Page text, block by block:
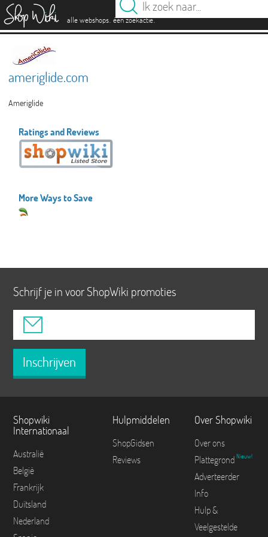
alle webshops. één zoekactie.
ameriglide.com
Ameriglide
Ratings and Reviews
More Ways to Save
Schrijf je in voor ShopWiki promoties
Inschrijven
Shopwiki
Internationaal
Australië
België
Frankrijk
Duitsland
Nederland
Hulpmiddelen
ShopGidsen
Reviews
Over Shopwiki
Over ons
Plattegrond Nieuw!
Adverteerder
Info
Hulp &
Veelgestelde